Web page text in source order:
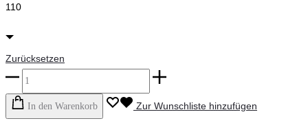
110
Zurücksetzen
name
it
-
In den Warenkorb Zur Wunschliste hinzufügen